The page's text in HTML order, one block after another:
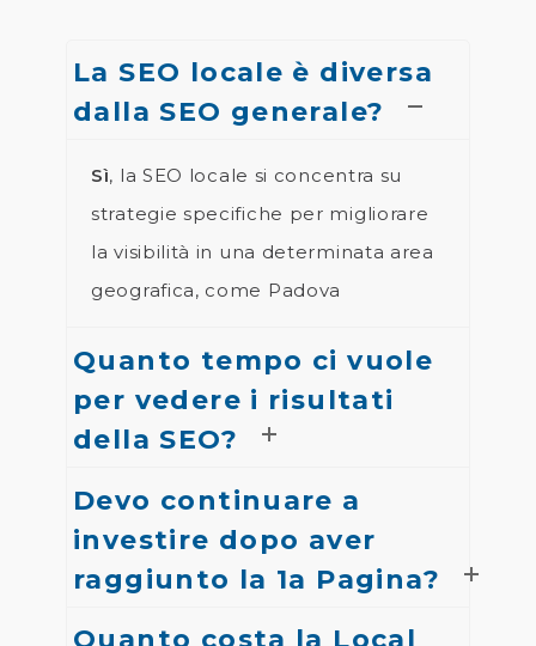
La SEO locale è diversa
dalla SEO generale?
Sì, la SEO locale si concentra su
strategie specifiche per migliorare
la visibilità in una determinata area
geografica, come Padova
Quanto tempo ci vuole
per vedere i risultati
della SEO?
Devo continuare a
investire dopo aver
raggiunto la 1a Pagina?